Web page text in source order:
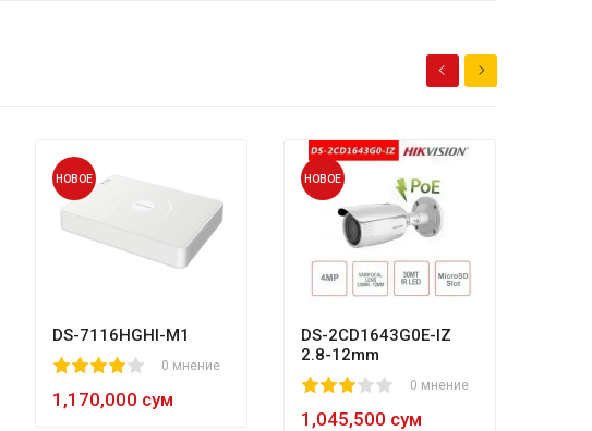
НОВОЕ
DS-7116HGHI-M1
0 мнение
1,170,000 сум
НОВОЕ
DS-2CD1643G0E-IZ
2.8-12mm
0 мнение
1,045,500 сум
80 1 2